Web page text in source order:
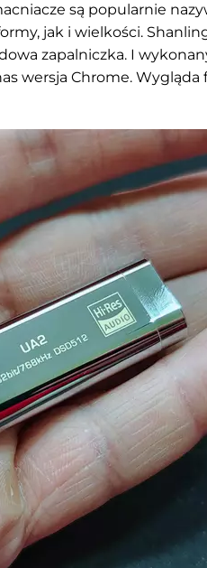
są popularnie
jak i wielkości.
zapalniczka. I
wersja Chrome.